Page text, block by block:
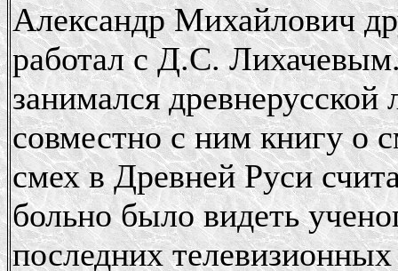
Александр Михайлович
работал с Д.С.
занимался древнерусской
совместно с ним книгу о
смех в Древней Руси
больно было видеть
последних телевизионных